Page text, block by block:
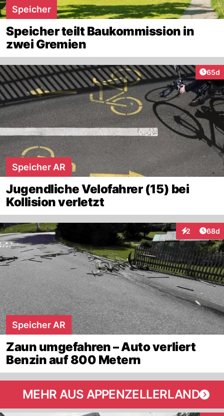
Speicher
Speicher teilt Baukommission in
zwei Gremien
65d
Speicher AR
Jugendliche Velofahrer (15) bei
Kollision verletzt
2
Interaktionen
68d
Speicher AR
Zaun umgefahren – Auto verliert
Benzin auf 800 Metern
MEHR AUS APPENZELLERLAND